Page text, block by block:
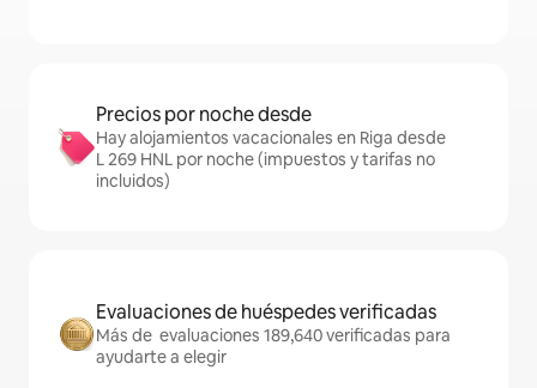
Precios por noche desde
Hay alojamientos vacacionales en Riga desde
L 269 HNL por noche (impuestos y tarifas no
incluidos)
Evaluaciones de huéspedes verificadas
Más de evaluaciones 189,640 verificadas para
ayudarte a elegir